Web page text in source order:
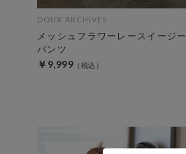
DOUX ARCHIVES
メッシュフラワーレースイージー
パンツ
￥9,999